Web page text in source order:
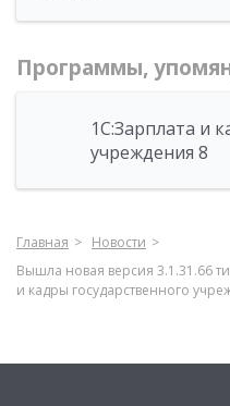
Программы,
1С:Зарплата и
учреждения 8
Главная
Новости
Вышла новая версия 3.1.31.66
и кадры государственного